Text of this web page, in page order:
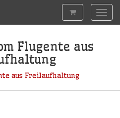
Flugente aus
aus Freilaufhaltung